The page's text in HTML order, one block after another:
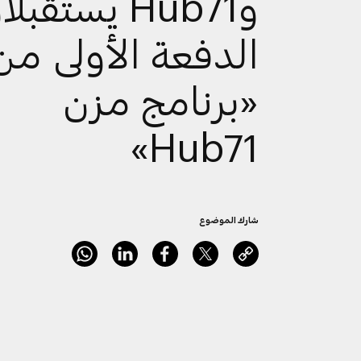
الدفعة الأولى
«برنامج مزن
Hub71»
شارك الموضوع